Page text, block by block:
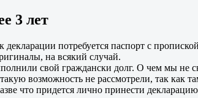
3 лет
потребуется паспорт с
на всякий случай.
свой граждански долг. О чем мы не
возможность не рассмотрели, так как
что придется лично принести